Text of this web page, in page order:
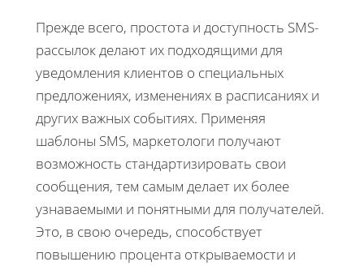
Прежде всего, простота и доступность SMS-
рассылок делают их подходящими для
уведомления клиентов о специальных
предложениях, изменениях в расписаниях и
других важных событиях. Применяя
шаблоны SMS, маркетологи получают
возможность стандартизировать свои
сообщения, тем самым делает их более
узнаваемыми и понятными для получателей.
Это, в свою очередь, способствует
повышению процента открываемости и